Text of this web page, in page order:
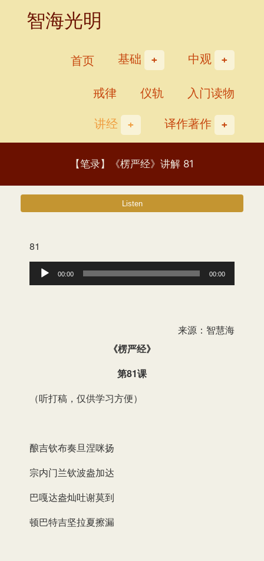
智海光明
首页 基础
中观
戒律
仪轨
入门读物
讲经
译作著作
【笔录】《楞严经》讲解 81
81
频
00:00 00:00
来源：智慧海
《楞严经》
第81课
（听打稿，仅供学习方便）
酿吉钦布奏旦涅咪扬
宗内门兰钦波盎加达
巴嘎达盎灿吐谢莫到
顿巴特吉坚拉夏擦漏